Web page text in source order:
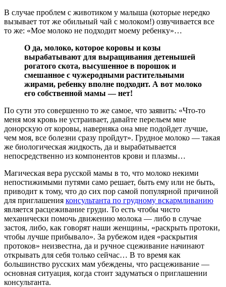
В случае проблем с животиком у малыша (которые нередко
вызывает тот же обильный чай с молоком!) озвучивается все
то же: «Мое молоко не подходит моему ребенку»…
О да, молоко, которое коровы и козы
вырабатывают для выращивания детенышей
рогатого скота, высушенное в порошок и
смешанное с чужеродными растительными
жирами, ребенку вполне подходит. А вот молоко
его собственной мамы ― нет!
По сути это совершенно то же самое, что заявить: «Что-то
меня моя кровь не устраивает, давайте перельем мне
донорскую от коровы, наверняка она мне подойдет лучше,
чем моя, все болезни сразу пройдут». Грудное молоко ― такая
же биологическая жидкость, да и вырабатывается
непосредственно из компонентов крови и плазмы…
Магическая вера русской мамы в то, что молоко некими
непостижимыми путями само решает, быть ему или не быть,
приводит к тому, что до сих пор самой популярной причиной
для приглашения консультанта по грудному вскармливанию
является расцеживание груди. То есть чтобы чисто
механически помочь движению молока ― либо в случае
застоя, либо, как говорят наши женщины, «раскрыть протоки,
чтобы лучше прибывало». За рубежом идея «раскрытия
протоков» неизвестна, да и ручное сцеживание начинают
открывать для себя только сейчас… В то время как
большинство русских мам убеждены, что расцеживание ―
основная ситуация, когда стоит задуматься о приглашении
консультанта.